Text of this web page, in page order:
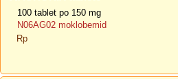
100 tablet po 150 mg
N06AG02 moklobemid
Rp